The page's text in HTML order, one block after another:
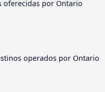
oferecidas por Ontario
operados por Ontario